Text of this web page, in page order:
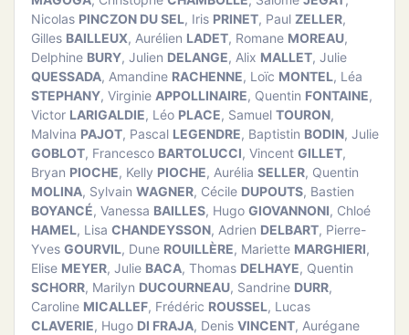
Nicolas PINCZON DU SEL, Iris PRINET, Paul ZELLER,
Gilles BAILLEUX, Aurélien LADET, Romane MOREAU,
Delphine BURY, Julien DELANGE, Alix MALLET, Julie
QUESSADA, Amandine RACHENNE, Loïc MONTEL, Léa
STEPHANY, Virginie APPOLLINAIRE, Quentin FONTAINE,
Victor LARIGALDIE, Léo PLACE, Samuel TOURON,
Malvina PAJOT, Pascal LEGENDRE, Baptistin BODIN, Julie
GOBLOT, Francesco BARTOLUCCI, Vincent GILLET,
Bryan PIOCHE, Kelly PIOCHE, Aurélia SELLER, Quentin
MOLINA, Sylvain WAGNER, Cécile DUPOUTS, Bastien
BOYANCÉ, Vanessa BAILLES, Hugo GIOVANNONI, Chloé
HAMEL, Lisa CHANDEYSSON, Adrien DELBART, Pierre-
Yves GOURVIL, Dune ROUILLÈRE, Mariette MARGHIERI,
Elise MEYER, Julie BACA, Thomas DELHAYE, Quentin
SCHORR, Marilyn DUCOURNEAU, Sandrine DURR,
Caroline MICALLEF, Frédéric ROUSSEL, Lucas
CLAVERIE, Hugo DI FRAJA, Denis VINCENT, Aurégane